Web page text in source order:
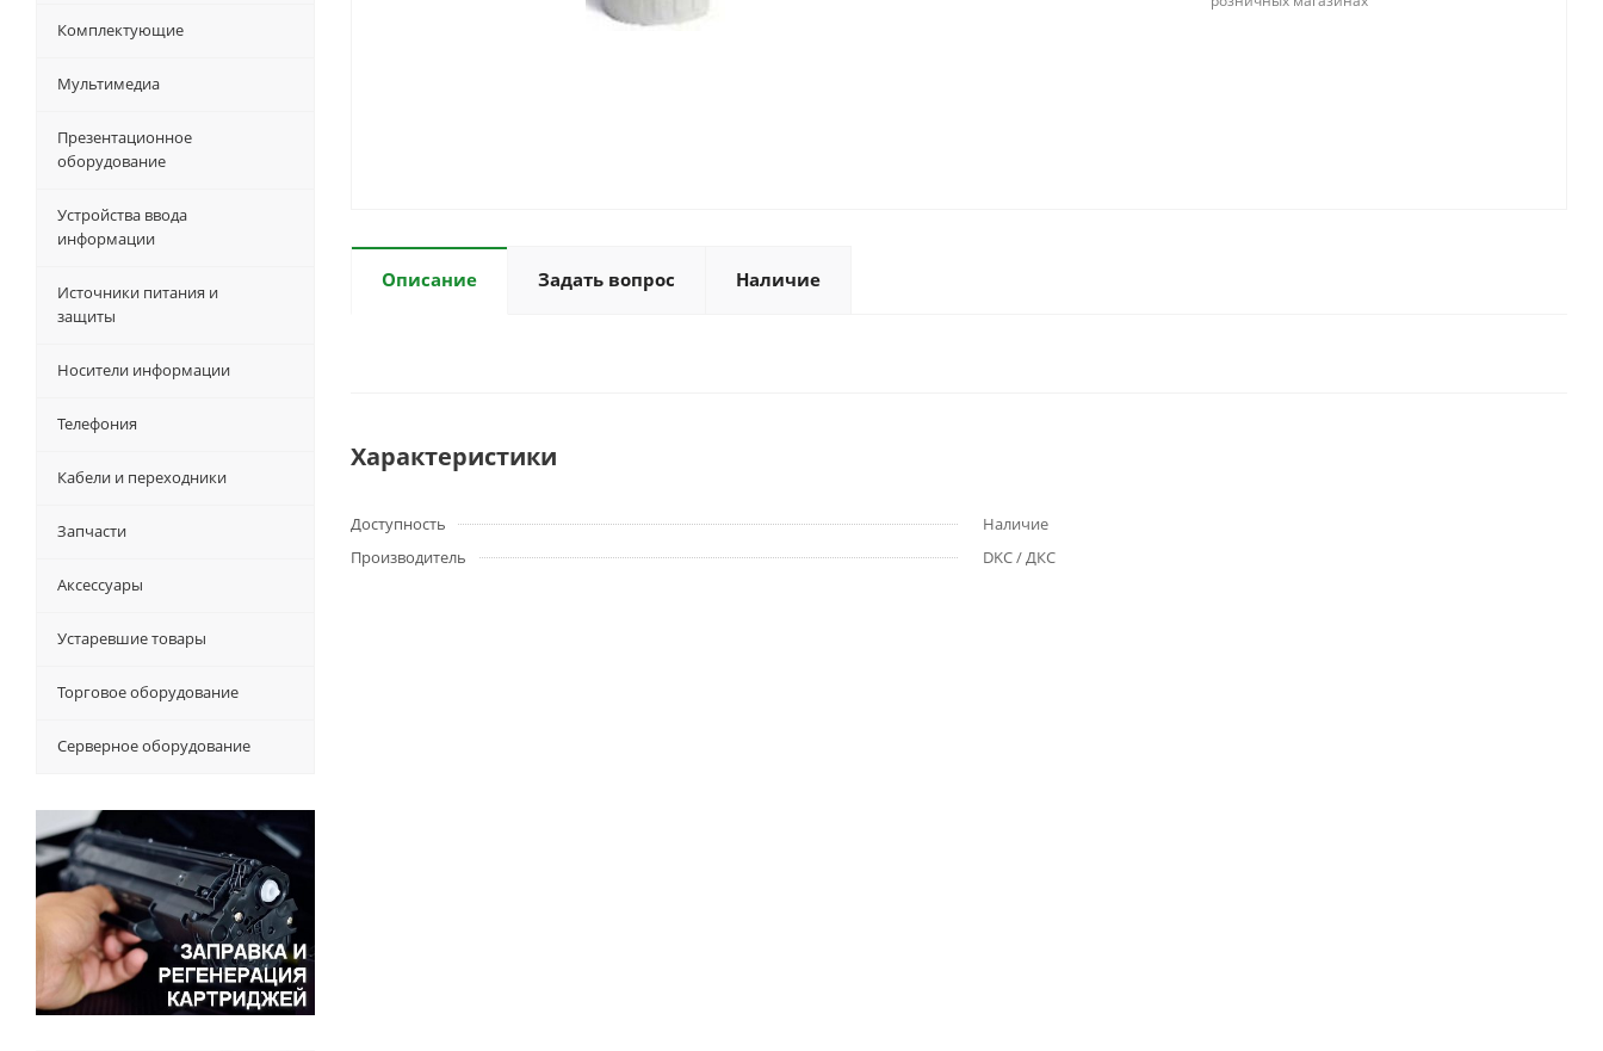
Описание Задать вопрос Наличие
Характеристики
Доступность
Наличие
Производитель
DKC / ДКС
Комплектующие
Мультимедиа
Презентационное
оборудование
Устройства ввода
информации
Источники питания и
защиты
Носители информации
Телефония
Кабели и переходники
Запчасти
Аксессуары
Устаревшие товары
Торговое оборудование
Серверное оборудование